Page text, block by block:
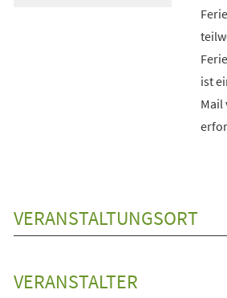
ist
Mail
VERANSTALTUNGSORT
VERANSTALTER